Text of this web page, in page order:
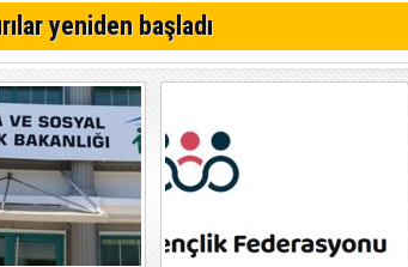
başladı
araya geldi
yeniden başladı